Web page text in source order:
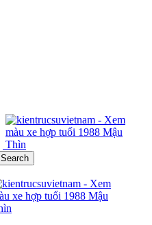
Search